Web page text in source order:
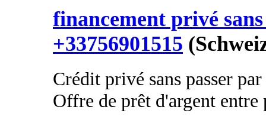
financement privé
+33756901515
Crédit privé sans passer
Offre de prêt d'argent